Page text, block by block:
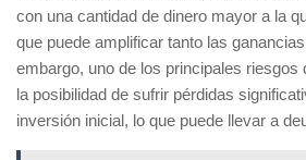
con una cantidad de dinero mayor a la
que puede amplificar tanto las
embargo, uno de los principales riesgos
la posibilidad de sufrir pérdidas
inversión inicial, lo que puede llevar a